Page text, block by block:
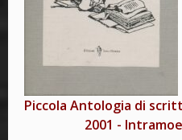
Piccola Antologia di
2001 -